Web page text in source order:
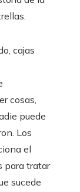
cajas
cosas,
puede
Los
el
para tratar
sucede